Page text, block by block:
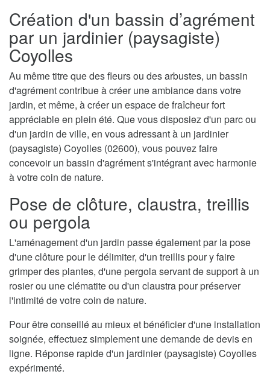
Création d'un bassin d’agrément
par un jardinier (paysagiste)
Coyolles
Au même titre que des fleurs ou des arbustes, un bassin
d'agrément contribue à créer une ambiance dans votre
jardin, et même, à créer un espace de fraîcheur fort
appréciable en plein été. Que vous disposiez d'un parc ou
d'un jardin de ville, en vous adressant à un jardinier
(paysagiste) Coyolles (02600), vous pouvez faire
concevoir un bassin d'agrément s'intégrant avec harmonie
à votre coin de nature.
Pose de clôture, claustra, treillis
ou pergola
L'aménagement d'un jardin passe également par la pose
d'une clôture pour le délimiter, d'un treillis pour y faire
grimper des plantes, d'une pergola servant de support à un
rosier ou une clématite ou d'un claustra pour préserver
l'intimité de votre coin de nature.
Pour être conseillé au mieux et bénéficier d'une installation
soignée, effectuez simplement une demande de devis en
ligne. Réponse rapide d'un jardinier (paysagiste) Coyolles
expérimenté.